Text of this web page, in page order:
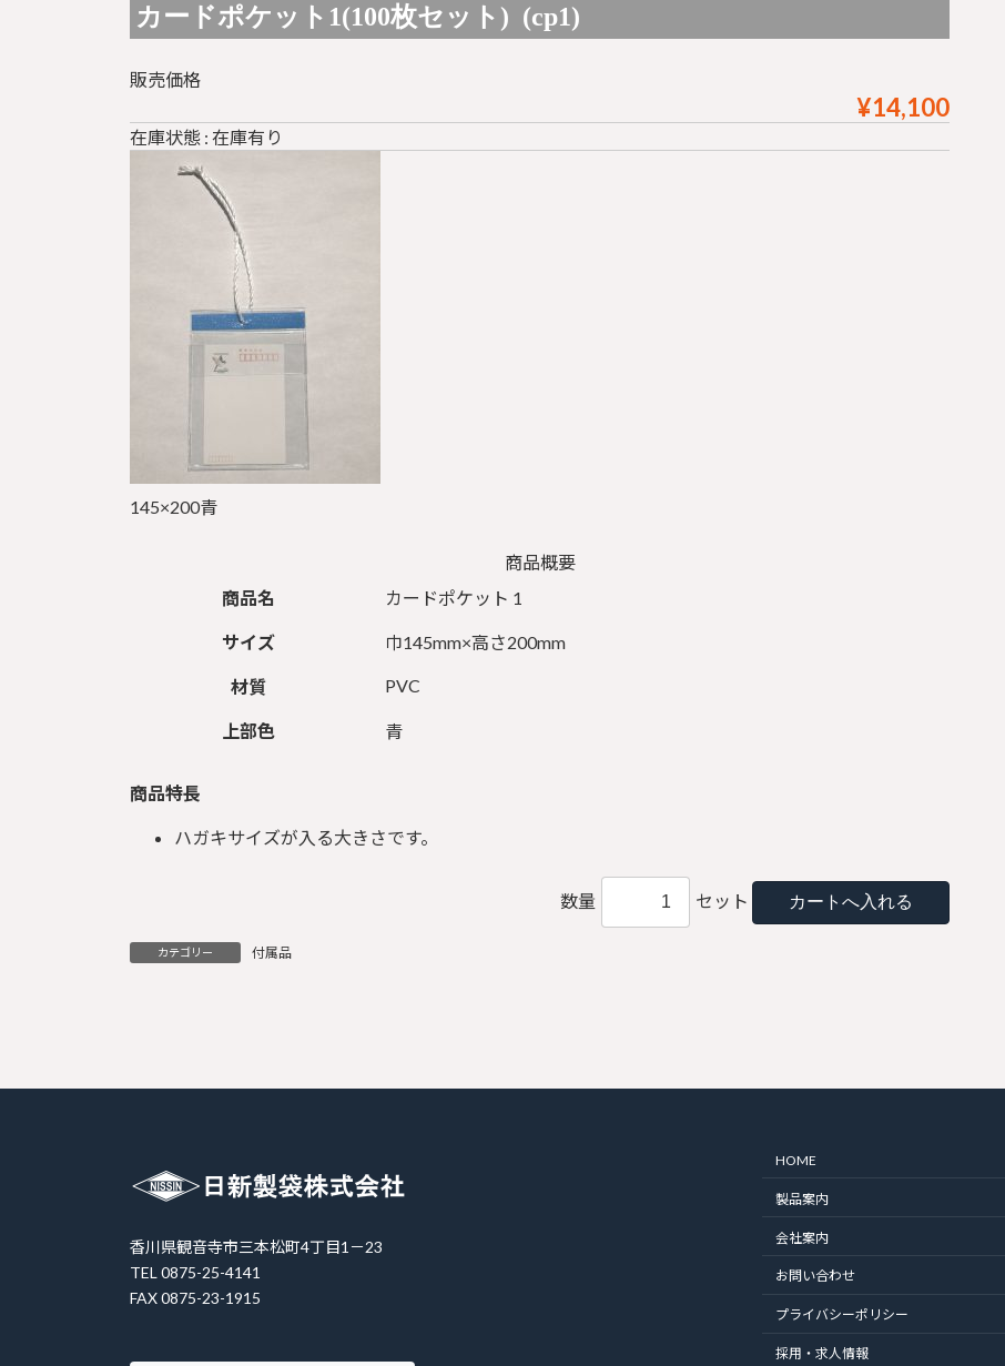
カードポケット1(100枚セット) (cp1)
販売価格
¥14,100
在庫状態 : 在庫有り
145×200青
商品概要
商品名
カードポケット 1
サイズ 巾145mm×高さ200mm
材質 PVC
上部色 青
商品特長
ハガキサイズが入る大きさです。
数量 セット
カテゴリー 付属品
香川県観音寺市三本松町4丁目1－23
TEL 0875-25-4141
FAX 0875-23-1915
HOME
製品案内
会社案内
お問い合わせ
プライバシーポリシー
採用・求人情報